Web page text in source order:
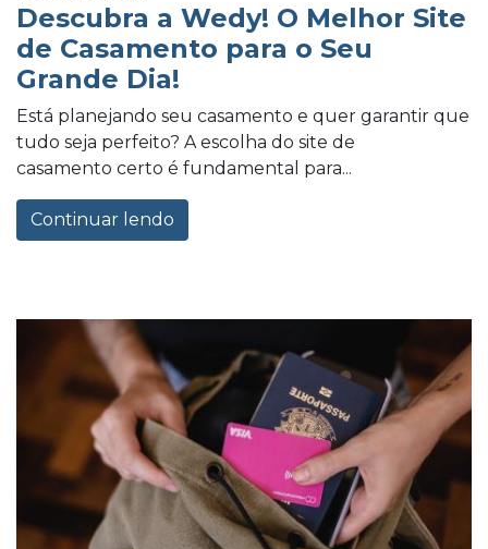
Descubra a Wedy! O Melhor Site
de Casamento para o Seu
Grande Dia!
Está planejando seu casamento e quer garantir que
tudo seja perfeito? A escolha do site de
casamento certo é fundamental para...
Continuar lendo